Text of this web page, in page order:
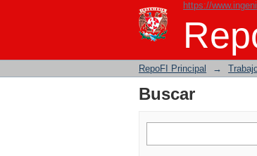
https://
Buscar
RepoFI Principal →
Buscar